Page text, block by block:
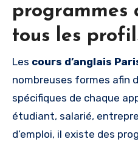
programmes
tous les
Les cours d’anglais
nombreuses formes afin
spécifiques de chaque
étudiant, salarié,
d’emploi, il existe des